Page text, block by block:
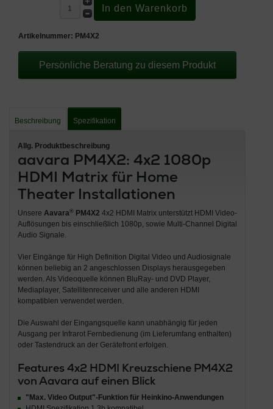
Artikelnummer: PM4X2
Persönliche Beratung zu diesem Produkt
Beschreibung Spezifikation
Allg. Produktbeschreibung
aavara PM4X2: 4x2 1080p
HDMI Matrix für Home
Theater Installationen
Unsere Aavara®PM4X2 4x2 HDMI Matrix unterstützt HDMI Video-
Auflösungen bis einschließlich 1080p, sowie Multi-Channel Digital
Audio Signale.
Vier Eingänge für High Definition Digital Video und Audiosignale
können beliebig an 2 angeschlossen Displays herausgegeben
werden. Als Videoquelle können BluRay- und DVD Player,
Mediaplayer, Satellitenreceiver und alle anderen HDMI
kompatiblen verwendet werden.
Die Auswahl der Eingangsquelle kann unabhängig für jeden
Ausgang per Infrarot Fernbedienung (im Lieferumfang enthalten)
oder Tastendruck an der Gerätefront erfolgen.
Features 4x2 HDMI Kreuzschiene PM4X2
von Aavara auf einen Blick
"Max. Video Output"-Funktion für Heinkino-Anwendungen